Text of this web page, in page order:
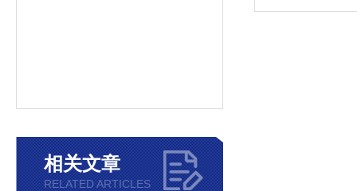
相关文章
RELATED ARTICLES